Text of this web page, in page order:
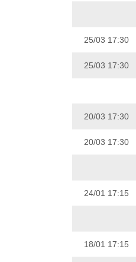
25/03 17:30
25/03 17:30
20/03 17:30
20/03 17:30
24/01 17:15
18/01 17:15